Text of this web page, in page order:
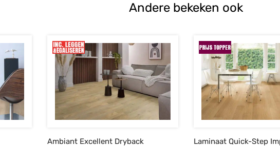
Andere bekeken ook
Ambiant Excellent Dryback Laminaat Quick-Step